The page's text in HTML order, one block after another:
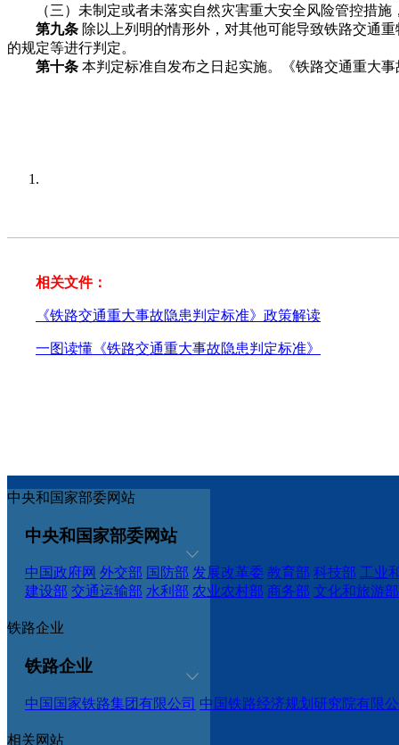
（三）未制定或者未落实自然灾害重大安全风险管控措施
第九条 除以上列明的情形外，对其他可能导致铁路交通
的规定等进行判定。
第十条 本判定标准自发布之日起实施。《铁路交通重大
相关文件：
《铁路交通重大事故隐患判定标准》政策解读
一图读懂《铁路交通重大事故隐患判定标准》
中央和国家部委网站
中央和国家部委网站
中国政府网 外交部 国防部 发展改革委 教育部 科技部 工业
建设部 交通运输部 水利部 农业农村部 商务部 文化和旅游部
铁路企业
铁路企业
中国国家铁路集团有限公司 中国铁路经济规划研究院有限
相关网站